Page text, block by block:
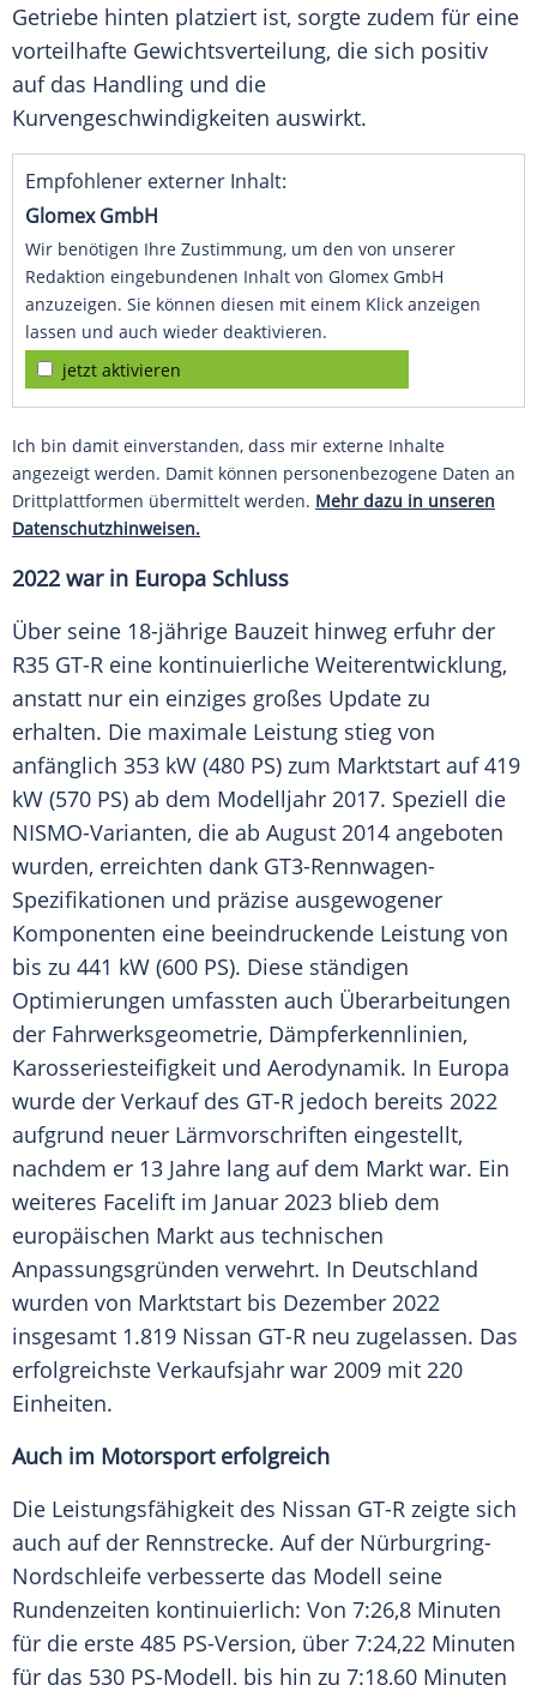
Getriebe hinten platziert ist, sorgte zudem für eine
vorteilhafte Gewichtsverteilung, die sich positiv
auf das Handling und die
Kurvengeschwindigkeiten auswirkt.
Empfohlener externer Inhalt:
Glomex GmbH
Wir benötigen Ihre Zustimmung, um den von unserer
Redaktion eingebundenen Inhalt von Glomex GmbH
anzuzeigen. Sie können diesen mit einem Klick anzeigen
lassen und auch wieder deaktivieren.
jetzt aktivieren
Ich bin damit einverstanden, dass mir externe Inhalte
angezeigt werden. Damit können personenbezogene Daten an
Drittplattformen übermittelt werden. Mehr dazu in unseren
Datenschutzhinweisen.
2022 war in Europa Schluss
Über seine 18-jährige Bauzeit hinweg erfuhr der
R35 GT-R eine kontinuierliche Weiterentwicklung,
anstatt nur ein einziges großes Update zu
erhalten. Die maximale Leistung stieg von
anfänglich 353 kW (480 PS) zum Marktstart auf 419
kW (570 PS) ab dem Modelljahr 2017. Speziell die
NISMO-Varianten, die ab August 2014 angeboten
wurden, erreichten dank GT3-Rennwagen-
Spezifikationen und präzise ausgewogener
Komponenten eine beeindruckende Leistung von
bis zu 441 kW (600 PS). Diese ständigen
Optimierungen umfassten auch Überarbeitungen
der Fahrwerksgeometrie, Dämpferkennlinien,
Karosseriesteifigkeit und Aerodynamik. In Europa
wurde der Verkauf des GT-R jedoch bereits 2022
aufgrund neuer Lärmvorschriften eingestellt,
nachdem er 13 Jahre lang auf dem Markt war. Ein
weiteres Facelift im Januar 2023 blieb dem
europäischen Markt aus technischen
Anpassungsgründen verwehrt. In Deutschland
wurden von Marktstart bis Dezember 2022
insgesamt 1.819 Nissan GT-R neu zugelassen. Das
erfolgreichste Verkaufsjahr war 2009 mit 220
Einheiten.
Auch im Motorsporterfolgreich
Die Leistungsfähigkeit des Nissan GT-R zeigte sich
auch auf der Rennstrecke. Auf der Nürburgring-
Nordschleife verbesserte das Modell seine
Rundenzeiten kontinuierlich: Von 7:26,8 Minuten
für die erste 485 PS-Version, über 7:24,22 Minuten
für das 530 PS-Modell, bis hin zu 7:18,60 Minuten